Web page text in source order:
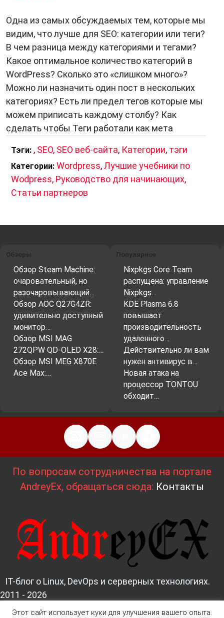
Одна из самых обсуждаемых тем, которые мы
видим, что лучше для SEO: категории или теги?
В чем разница между категориями и тегами?
Какое оптимальное количество категорий в
WordPress? Сколько это «слишком много»?
Можно ли назначить один пост в нескольких
категориях? Есть ли предел тегов которые мы
можем приписать каждому столбу? Как
сделать чтобы Теги работали как мета
Тэги: , SEO, SEO веб-сайта, Категории, тэги
Категории: Wordpress,Лучшие учебники по
Wodpress, Руководство для начинающих,
Статьи партнеров
Обзоры
Обзор Steam Machine:
очаровательный, но
разочаровывающий…
Обзор AOC Q27G4ZR:
удивительно доступный
монитор…
Обзор MSI MAG
272QPW QD-OLED X28:…
Обзор MSI MEG X870E
Ace Max:…
Популярное
Nixpkgs Core Team
распущена: управление
Nixpkgs…
KDE Plasma 6.8
повышает
производительность
удаленного…
Действительно ли вам
нужен антивирус в…
Новая атака на
процессор TONTOU
обходит…
По вопросам сотрудничества на портале
AndreyEx, обращаться сюда: Контакты
IT-блог о Linux, DevOps и серверных технологиях.
2011 - 2026
Дизайн и верстка:AndreyEx
Этот сайт использует куки для улучшения вашего опыта.